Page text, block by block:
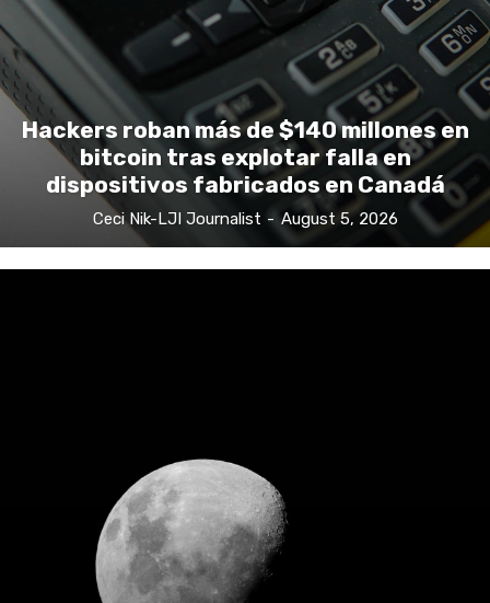
Hackers roban más de $140 millones en
bitcoin tras explotar falla en
dispositivos fabricados en Canadá
Ceci Nik-LJI Journalist - August 5, 2026